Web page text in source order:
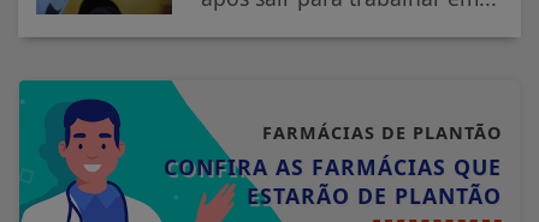
FARMÁCIAS DE PLANTÃO
CONFIRA AS FARMÁCIAS QUE
ESTARÃO DE PLANTÃO